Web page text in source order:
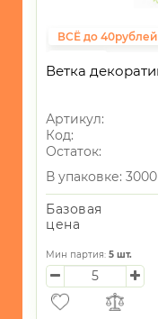
01 Цветы в
горшках
03
Искусственные
цветы
16
04 Сухоцветы
ВСЁ до 40рублей
Ветка
Артикул:
Код:
Остаток:
В упаковке:
Базовая
цена
Мин партия: 5 шт.